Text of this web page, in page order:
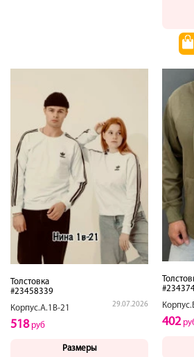
Толстовка
#23458339
Корпус.А.1В-21
29.07.2026
518руб
Размеры
402